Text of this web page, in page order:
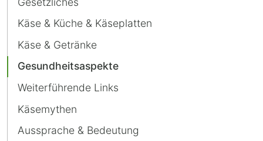
Käse & Küche & Käseplatten
Käse & Getränke
Gesundheitsaspekte
Weiterführende Links
Käsemythen
Aussprache & Bedeutung